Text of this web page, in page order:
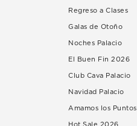
Regreso a Clases
Galas de Otoño
Noches Palacio
El Buen Fin 2026
Club Cava Palacio
Navidad Palacio
Amamos los Puntos
Hot Sale 2026